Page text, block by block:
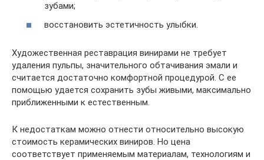
зубами;
восстановить эстетичность улыбки.
Художественная реставрация винирами не требует
удаления пульпы, значительного обтачивания эмали и
считается достаточно комфортной процедурой. С ее
помощью удается сохранить зубы живыми, максимально
приближенными к естественным.
К недостаткам можно отнести относительно высокую
стоимость керамических виниров. Но цена
соответствует применяемым материалам, технологиям и